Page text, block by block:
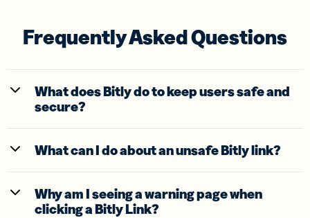
Frequently Asked Questions
What does Bitly do to keep users safe and
secure?
What can I do about an unsafe Bitly link?
Why am I seeing a warning page when
clicking a Bitly Link?